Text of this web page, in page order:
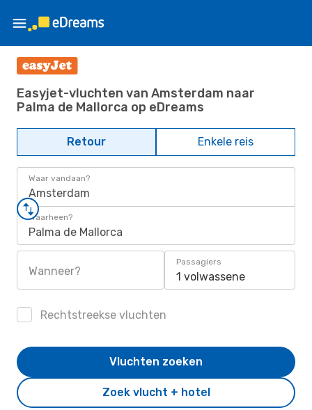
Easyjet-vluchten van Amsterdam naar
Palma de Mallorca op eDreams
Retour Enkele reis
Waar vandaan?
Amsterdam
Waarheen?
Palma de Mallorca
Wanneer?
Passagiers
1 volwassene
Rechtstreekse vluchten
Zoek vlucht + hotel
Vluchten zoeken